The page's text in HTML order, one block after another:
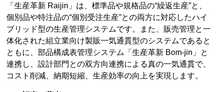
「生産革新 Raijin」は、標準品や規格品の“繰返生産”と、
個別品や特注品の“個別受注生産”との両方に対応したハイ
ブリッド型の生産管理システムです。また、販売管理と一
体化された組立業向け製販一気通貫型のシステムであると
ともに、部品構成表管理システム「生産革新 Bom-jin」と
連携し、設計部門との双方向連携による真の一気通貫で、
コスト削減、納期短縮、生産効率の向上を実現します。